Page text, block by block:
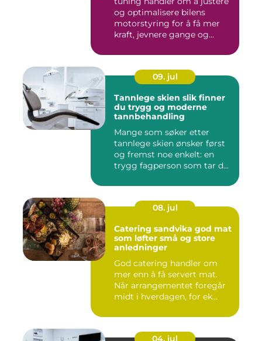
og optimalisere bilens
motorstyring for å få mer
kraft, jevnere gange og...
09. jul
Tannlege skien slik finner
du trygg og moderne
tannbehandling
Mange som søker etter
tannlege skien ønsker først
og fremst noe enkelt: en
trygg fagperson som tar d...
08. jul
Catering sandvika god mat
som løfter små og store
anledninger
God catering handler om
mer enn å få servert mat.
Når arrangementet foregår
midt i hverdagen, for ek...
04. jul